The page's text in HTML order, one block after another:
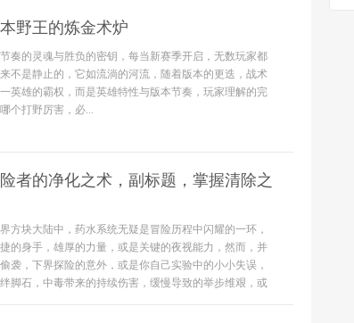
野王的炼金术炉
奏的灵魂与胜负的密钥，每当新赛季开启，无数玩家都
不是静止的，它如流淌的河流，随着版本的更迭，战术
英雄的霸权，而是英雄特性与版本节奏，玩家理解的完
个打野厉害，必...
者的净化之术，副标题，掌握清除之
方块大陆中，药水系统无疑是冒险历程中闪耀的一环，
的身手，雄厚的力量，或是关键的夜视能力，然而，并
袭，下界探险的意外，或是你自己实验中的小小失误，
脚石，中毒带来的持续伤害，缓慢导致的举步维艰，或